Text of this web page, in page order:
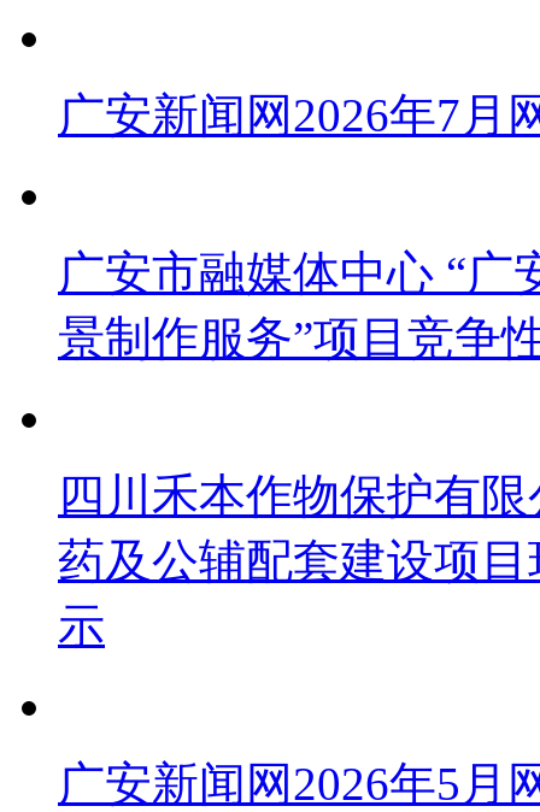
广安新闻网2026年7月
广安市融媒体中心 “广
景制作服务”项目竞争
四川禾本作物保护有
药及公辅配套建设项
示
广安新闻网2026年5月